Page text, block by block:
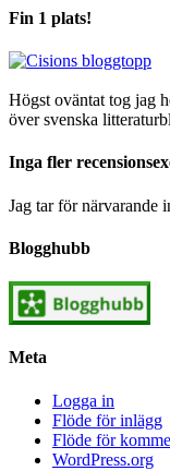
Fin 1 plats!
Högst oväntat tog jag
över svenska
Inga fler
Jag tar för närvarande
Blogghubb
Meta
Logga in
Flöde för inlägg
Flöde för
WordPress.org